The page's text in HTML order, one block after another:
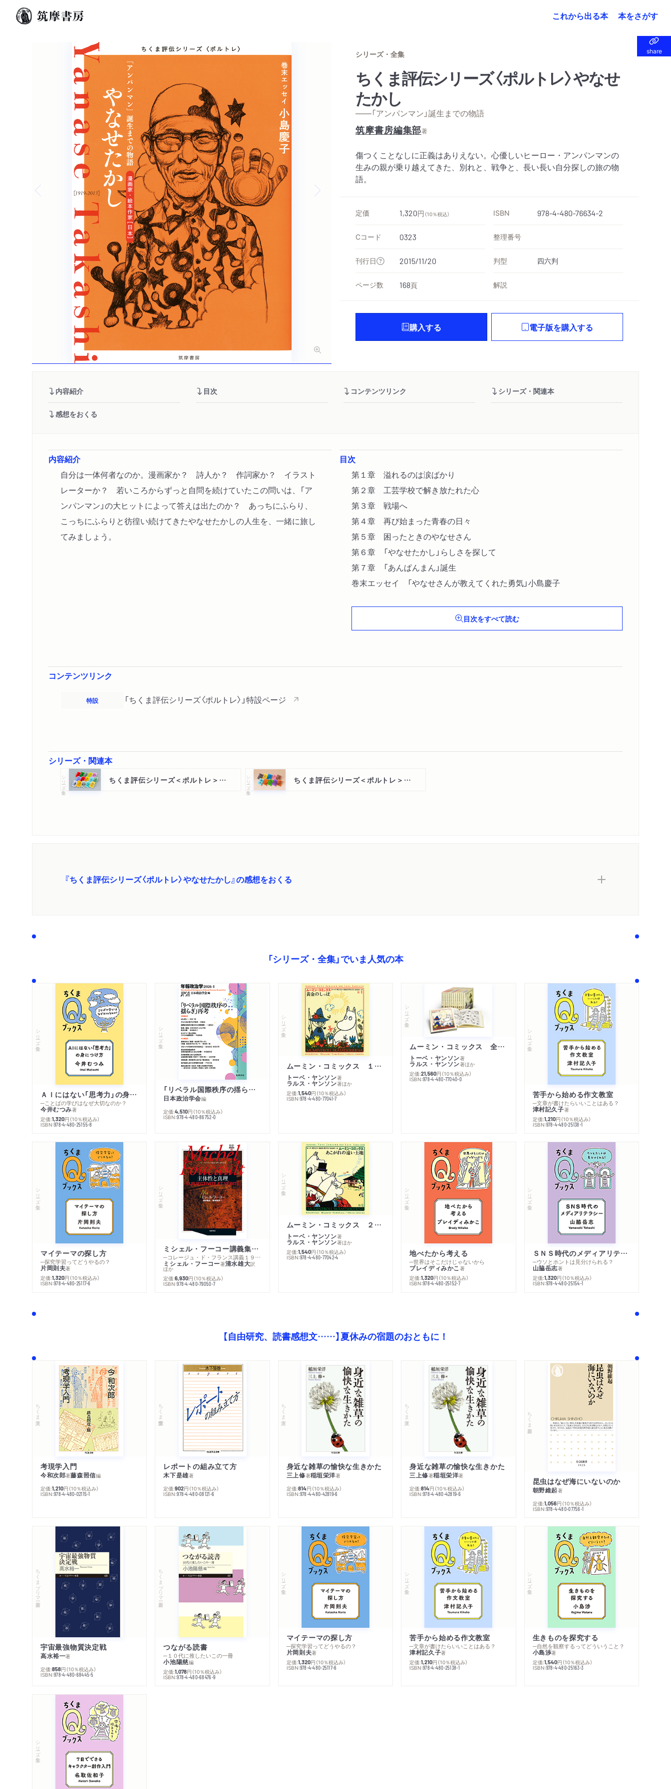
これから出る本 本をさがす
share
share
シリーズ・全集
ちくま評伝シリーズ〈ポルトレ〉やなせ
たかし
——「アンパンマン」誕生までの物語
筑摩書房編集部著
傷つくことなしに正義はありえない。心優しいヒーロー・アンパンマンの
生みの親が乗り越えてきた、別れと、戦争と、長い長い自分探しの旅の物
語。
定価 1,320円 （10％税込） ISBN 978-4-480-76634-2
Cコード 0323 整理番号
刊行日 2015/11/20 判型 四六判
ページ数 168頁 解説
購入する 電子版を購入する
内容紹介 目次 コンテンツリンク シリーズ・関連本
感想をおくる
内容紹介
自分は一体何者なのか。漫画家か？ 詩人か？ 作詞家か？ イラスト
レーターか？ 若いころからずっと自問を続けていたこの問いは、「ア
ンパンマン」の大ヒットによって答えは出たのか？ あっちにふらり、
こっちにふらりと彷徨い続けてきたやなせたかしの人生を、一緒に旅し
てみましょう。
目次
第１章 溢れるのは涙ばかり
第２章 工芸学校で解き放たれた心
第３章 戦場へ
第４章 再び始まった青春の日々
第５章 困ったときのやなせさん
第６章 「やなせたかし」らしさを探して
第７章 「あんぱんまん」誕生
巻末エッセイ 「やなせさんが教えてくれた勇気」小島慶子
目次をすべて読む
コンテンツリンク
特設 「ちくま評伝シリーズ〈ポルトレ〉」特設ページ
シリーズ・関連本
シリーズ・全集 ちくま評伝シリーズ＜ポルトレ＞第Ⅰ期全１５巻 シリーズ・全集 ちくま評伝シリーズ＜ポルトレ＞第Ⅱ期全１０巻
『ちくま評伝シリーズ〈ポルトレ〉やなせたかし』の感想をおくる
「シリーズ・全集」でいま人気の本
シリーズ・全集
ＡＩにはない「思考力」の身につけ方
─ことばの学びはなぜ大切なのか？
今井むつみ著
定価:1,320円 （10％税込み）
ISBN:978-4-480-25155-8
シリーズ・全集
「リベラル国際秩序の揺らぎ」再考 年報政治学２０２６‐Ⅰ
日本政治学会編
定価:4,510円 （10％税込み）
ISBN:978-4-480-86752-0
シリーズ・全集
ムーミン・コミックス １ 黄金のしっぽ
トーベ・ヤンソン著
ラルス・ヤンソン著ほか
定価:1,540円 （10％税込み）
ISBN:978-4-480-77041-7
シリーズ・全集
ムーミン・コミックス 全１４巻セット
トーベ・ヤンソン著
ラルス・ヤンソン著ほか
定価:21,560円 （10％税込み）
ISBN:978-4-480-77040-0
シリーズ・全集
苦手から始める作文教室
─文章が書けたらいいことはある？
津村記久子著
定価:1,210円 （10％税込み）
ISBN:978-4-480-25138-1
シリーズ・全集
マイテーマの探し方
─探究学習ってどうやるの？
片岡則夫著
定価:1,320円 （10％税込み）
ISBN:978-4-480-25117-6
シリーズ・全集
ミシェル・フーコー講義集成１０ 主体性と真理
─コレージュ・ド・フランス講義１９８０－１９８１年度
ミシェル・フーコー著清水雄大訳
ほか
定価:6,930円 （10％税込み）
ISBN:978-4-480-79050-7
シリーズ・全集
ムーミン・コミックス ２ あこがれの遠い土地
トーベ・ヤンソン著
ラルス・ヤンソン著ほか
定価:1,540円 （10％税込み）
ISBN:978-4-480-77042-4
シリーズ・全集
地べたから考える
─世界はそこだけじゃないから
ブレイディみかこ著
定価:1,320円 （10％税込み）
ISBN:978-4-480-25152-7
シリーズ・全集
ＳＮＳ時代のメディアリテラシー
─ウソとホントは見分けられる？
山脇岳志著
定価:1,320円 （10％税込み）
ISBN:978-4-480-25154-1
【自由研究、読書感想文……】夏休みの宿題のおともに！
ちくま文庫
考現学入門
今和次郎著藤森照信編
定価:1,210円 （10％税込み）
ISBN:978-4-480-02115-1
ちくま学芸文庫
レポートの組み立て方
木下是雄著
定価:902円 （10％税込み）
ISBN:978-4-480-08121-6
ちくま文庫
身近な雑草の愉快な生きかた
三上修著稲垣栄洋著
定価:814円 （10％税込み）
ISBN:978-4-480-42819-6
ちくま文庫
身近な雑草の愉快な生きかた
三上修著稲垣栄洋著
定価:814円 （10％税込み）
ISBN:978-4-480-42819-6
ちくま新書
昆虫はなぜ海にいないのか
朝野維起著
定価:1,056円 （10％税込み）
ISBN:978-4-480-07756-1
ちくまプリマー新書
宇宙最強物質決定戦
高水裕一著
定価:858円 （10％税込み）
ISBN:978-4-480-68445-5
ちくまプリマー新書
つながる読書
─１０代に推したいこの一冊
小池陽慈編
定価:1,078円 （10％税込み）
ISBN:978-4-480-68476-9
シリーズ・全集
マイテーマの探し方
─探究学習ってどうやるの？
片岡則夫著
定価:1,320円 （10％税込み）
ISBN:978-4-480-25117-6
シリーズ・全集
苦手から始める作文教室
─文章が書けたらいいことはある？
津村記久子著
定価:1,210円 （10％税込み）
ISBN:978-4-480-25138-1
シリーズ・全集
生きものを探究する
─自然を観察するってどういうこと？
小島渉著
定価:1,540円 （10％税込み）
ISBN:978-4-480-25163-3
シリーズ・全集